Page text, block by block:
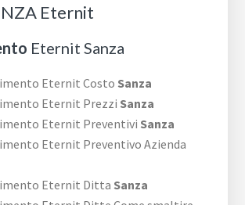
Eternit
Eternit Sanza
Eternit Costo Sanza
Eternit Prezzi Sanza
Eternit Preventivi Sanza
Eternit Preventivo Azienda
Eternit Ditta Sanza